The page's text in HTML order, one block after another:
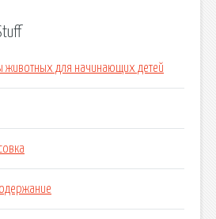
животных для начинающих детей